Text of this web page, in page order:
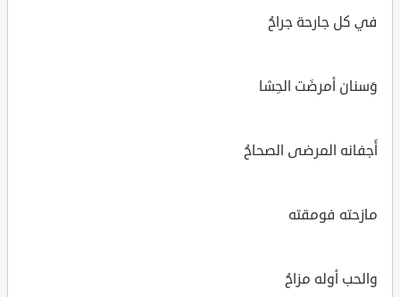
في كل جارحة جراحُ
وَسنان أمرضَت الحِشا
أَجفانه المرضى الصحاحُ
مازحته فومقته
والحب أوله مزاحُ